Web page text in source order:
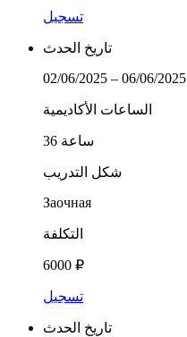
تسجيل
تاريخ الحدث
02/06/2025 – 06/06/2025
الساعات الأكاديمية
36 ساعة
شكل التدريب
Заочная
التكلفة
6000 ₽
تسجيل
تاريخ الحدث